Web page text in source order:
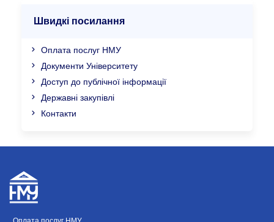
Швидкі посилання
Оплата послуг НМУ
Документи Університету
Доступ до публічної інформації
Державні закупівлі
Контакти